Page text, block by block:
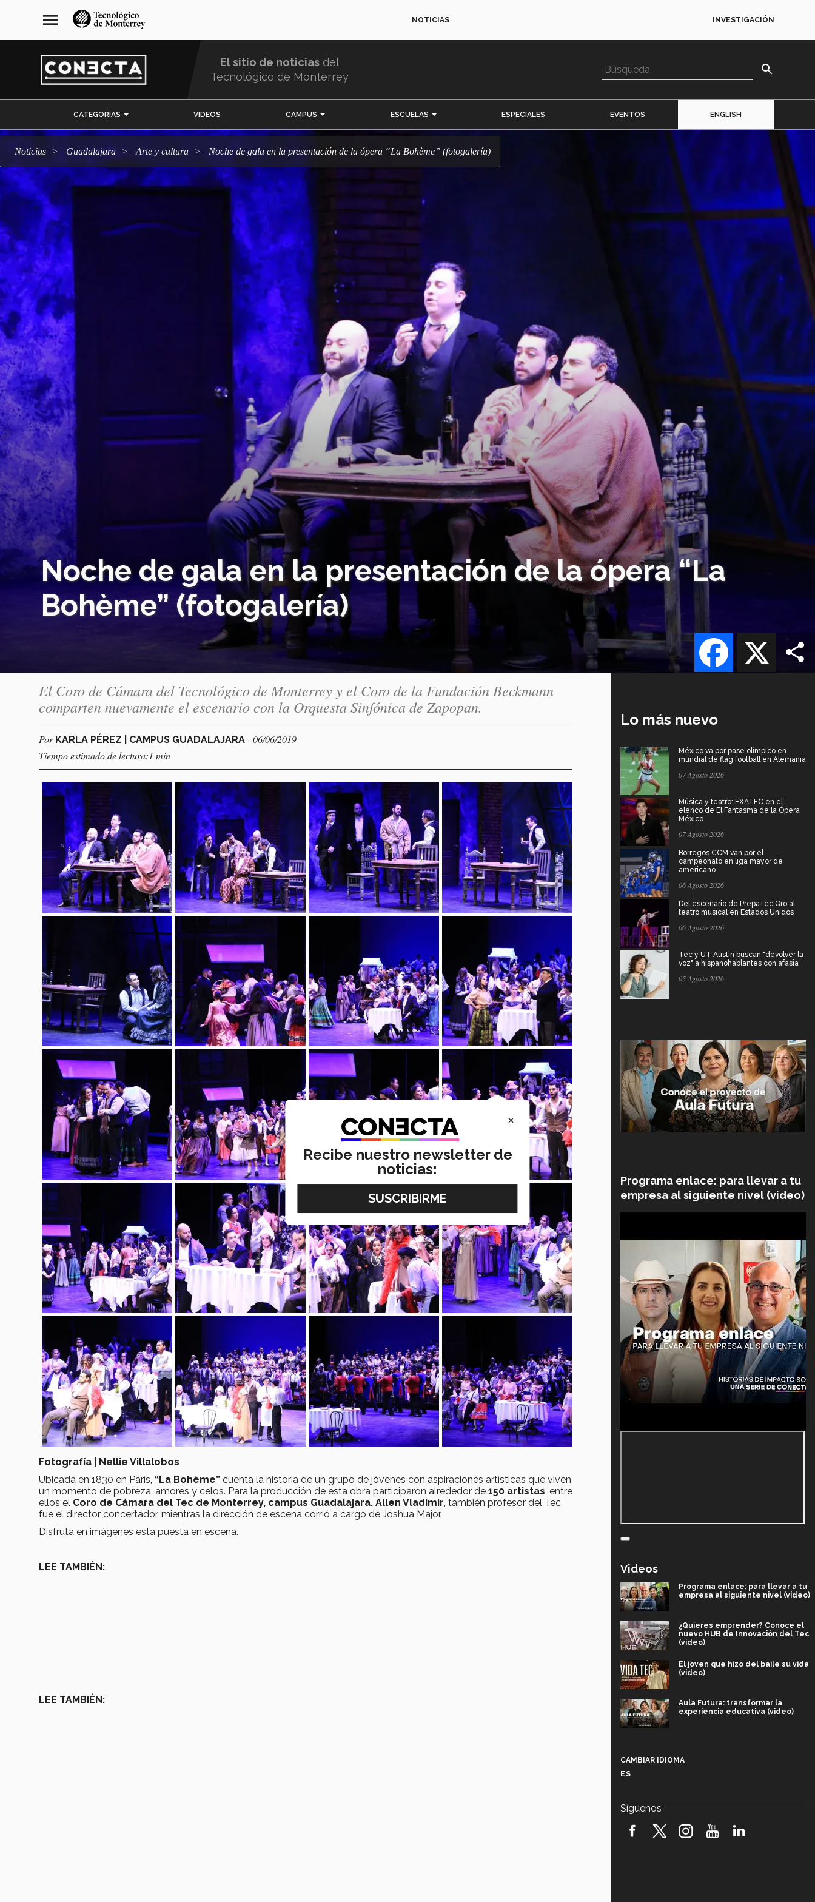
navegación
principal
menu NOTICIAS INVESTIGACIÓN
El sitio de noticias del
Tecnológico de Monterrey
search
CATEGORÍAS VIDEOS CAMPUS ESCUELAS ESPECIALES EVENTOS ENGLISH
Noticias Guadalajara arte y cultura Noche de gala en la presentación de la ópera “La Bohème” (fotogalería)
Noche de gala en la presentación de la ópera “La
Bohème” (fotogalería)
X
Facebook
El Coro de Cámara del Tecnológico de Monterrey y el Coro de la Fundación Beckmann
comparten nuevamente el escenario con la Orquesta Sinfónica de Zapopan.
Por KARLA PÉREZ | CAMPUS GUADALAJARA - 06/06/2019
Tiempo estimado de lectura:1 min
Fotografía | Nellie Villalobos
Ubicada en 1830 en París, “La Bohème” cuenta la historia de un grupo de jóvenes con aspiraciones artísticas que viven
un momento de pobreza, amores y celos. Para la producción de esta obra participaron alrededor de 150 artistas, entre
ellos el Coro de Cámara del Tec de Monterrey, campus Guadalajara. Allen Vladimir, también profesor del Tec,
fue el director concertador, mientras la dirección de escena corrió a cargo de Joshua Major.
Disfruta en imágenes esta puesta en escena.
LEE TAMBIÉN:
LEE TAMBIÉN:
Lo más nuevo
México va por pase olímpico en
mundial de flag football en Alemania
07 Agosto 2026
Música y teatro: EXATEC en el
elenco de El Fantasma de la Ópera
México
07 Agosto 2026
Borregos CCM van por el
campeonato en liga mayor de
americano
06 Agosto 2026
Del escenario de PrepaTec Qro al
teatro musical en Estados Unidos
06 Agosto 2026
Tec y UT Austin buscan "devolver la
voz" a hispanohablantes con afasia
05 Agosto 2026
Programa enlace: para llevar a tu
empresa al siguiente nivel (video)
Videos
Programa enlace: para llevar a tu
empresa al siguiente nivel (video)
¿Quieres emprender? Conoce el
nuevo HUB de Innovación del Tec
(video)
El joven que hizo del baile su vida
(video)
Aula Futura: transformar la
experiencia educativa (video)
robótica FIRST 2026! (video)
CAMBIAR IDIOMA
ES
Síguenos
×
Recibe nuestro newsletter de
noticias: